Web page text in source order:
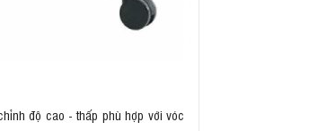
độ cao - thấp phù hợp với vóc